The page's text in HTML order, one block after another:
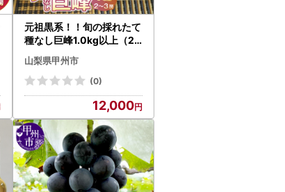
元祖黒系！！旬の採れたて
種なし巨峰1.0kg以上（2
房～3房）【2027年発送
】（HO）B12-148 巨峰 フ
ルーツ
山梨県甲州市
(0)
12,000